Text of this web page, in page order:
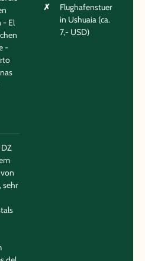
- El
-
sehr
Flughafenstuer
in Ushuaia (ca.
7,- USD)